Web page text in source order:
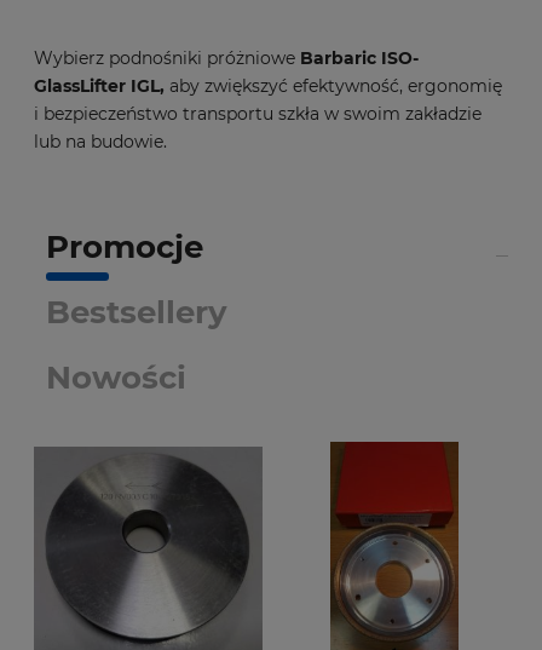
Wybierz podnośniki próżniowe Barbaric ISO-
GlassLifter IGL, aby zwiększyć efektywność, ergonomię
i bezpieczeństwo transportu szkła w swoim zakładzie
lub na budowie.
Promocje
Nowości
Bestsellery